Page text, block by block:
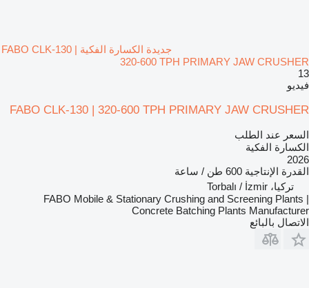
جديدة الكسارة الفكية FABO CLK-130 |
320-600 TPH PRIMARY JAW CRUSHER
13
فيديو
FABO CLK-130 | 320-600 TPH PRIMARY JAW CRUSHER
السعر عند الطلب
الكسارة الفكية
2026
القدرة الإنتاجية 600 طن / ساعة
تركيا، Torbalı / İzmir
FABO Mobile & Stationary Crushing and Screening Plants |
Concrete Batching Plants Manufacturer
الاتصال بالبائع